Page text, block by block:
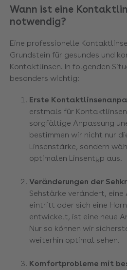
Wann ist eine
notwendig?
Eine professionelle
Grundstein für gesundes und
Kontaktlinsen. In folgenden
besonders wichtig:
Erste
erstmals für
sorgfältige Anpassung
bestimmen wir nicht nur
Linsenstärke, sondern
optimalen Linsentyp aus.
Veränderungen der
Sehstärke verändert,
eintritt oder sich eine
entwickelt, ist eine neue
Nur so können wir
weiterhin optimal sehen.
Komfortprobleme mit